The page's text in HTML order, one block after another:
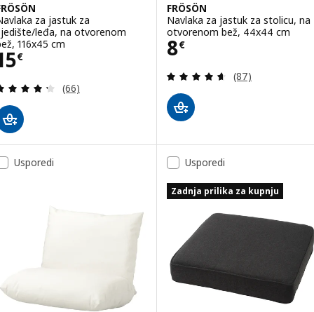
za jastuk za
leđa, na otvorenom
116x45 cm
€ 15€
Revizija: 4.3 od 5 zvjezdica. Ukupno recenzija:
(66)
FRÖSÖN
Navlaka za jastuk za stolicu, na
otvorenom bež, 44x44 cm
8€
Cijena 8€
Revizija: 4.6
(87)
Usporedi Usporedi
Zadnja prilika za kupnju